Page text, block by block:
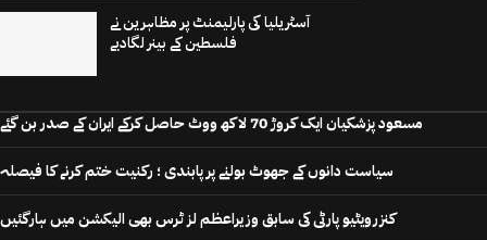
آسٹریلیا کی پارلیمنٹ پر مظاہرین نے
فلسطین کے بینر لگادیے
مسعود پزشکیان ایک کروڑ 70 لاکھ ووٹ حاصل کرکے ایران کے صدر بن گئے
سیاست دانوں کے جھوٹ بولنے پر پابندی ؛ رکنیت ختم کرنے کا فیصلہ
کنزرویٹیو پارٹی کی سابق وزیراعظم لز ٹرس بھی الیکشن میں ہارگئیں